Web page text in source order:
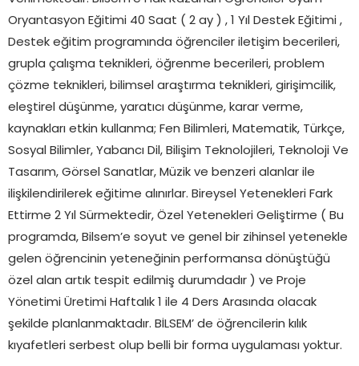
Oryantasyon Eğitimi 40 Saat ( 2 ay ) , 1 Yıl Destek Eğitimi ,
Destek eğitim programında öğrenciler iletişim becerileri,
grupla çalışma teknikleri, öğrenme becerileri, problem
çözme teknikleri, bilimsel araştırma teknikleri, girişimcilik,
eleştirel düşünme, yaratıcı düşünme, karar verme,
kaynakları etkin kullanma; Fen Bilimleri, Matematik, Türkçe,
Sosyal Bilimler, Yabancı Dil, Bilişim Teknolojileri, Teknoloji Ve
Tasarım, Görsel Sanatlar, Müzik ve benzeri alanlar ile
ilişkilendirilerek eğitime alınırlar. Bireysel Yetenekleri Fark
Ettirme 2 Yıl Sürmektedir, Özel Yetenekleri Geliştirme ( Bu
programda, Bilsem’e soyut ve genel bir zihinsel yetenekle
gelen öğrencinin yeteneğinin performansa dönüştüğü
özel alan artık tespit edilmiş durumdadır ) ve Proje
Yönetimi Üretimi Haftalık 1 ile 4 Ders Arasında olacak
şekilde planlanmaktadır. BİLSEM’ de öğrencilerin kılık
kıyafetleri serbest olup belli bir forma uygulaması yoktur.